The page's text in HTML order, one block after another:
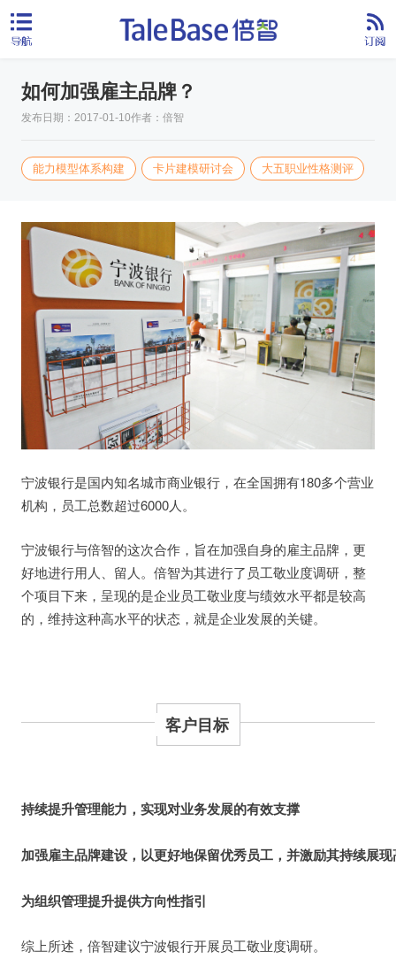
如何加强雇主品牌？
发布日期：2017-01-10作者：倍智
能力模型体系构建 卡片建模研讨会 大五职业性格测评
宁波银行是国内知名城市商业银行，在全国拥有180多个营业
机构，员工总数超过6000人。
宁波银行与倍智的这次合作，旨在加强自身的雇主品牌，更
好地进行用人、留人。倍智为其进行了员工敬业度调研，整
个项目下来，呈现的是企业员工敬业度与绩效水平都是较高
的，维持这种高水平的状态，就是企业发展的关键。
客户目标
持续提升管理能力，实现对业务发展的有效支撑
加强雇主品牌建设，以更好地保留优秀员工，并激励其持续展
为组织管理提升提供方向性指引
综上所述，倍智建议宁波银行开展员工敬业度调研。